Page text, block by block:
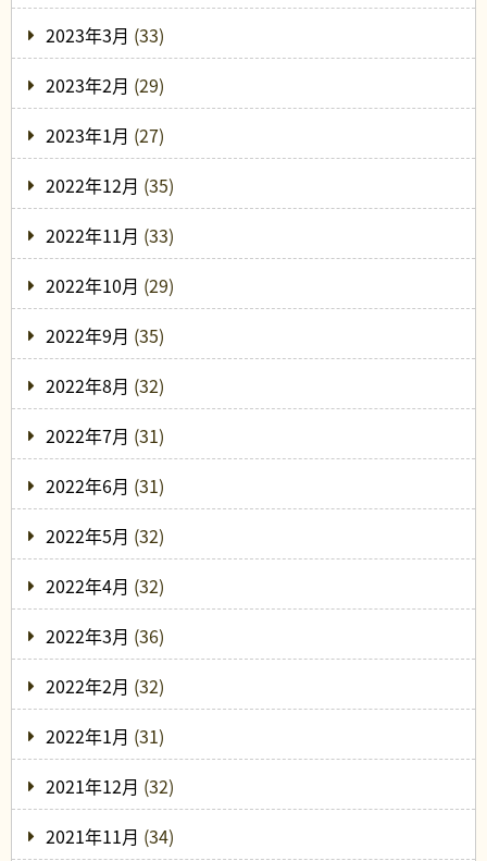
2023年3月 (33)
2023年2月 (29)
2023年1月 (27)
2022年12月 (35)
2022年11月 (33)
2022年10月 (29)
2022年9月 (35)
2022年8月 (32)
2022年7月 (31)
2022年6月 (31)
2022年5月 (32)
2022年4月 (32)
2022年3月 (36)
2022年2月 (32)
2022年1月 (31)
2021年12月 (32)
2021年11月 (34)